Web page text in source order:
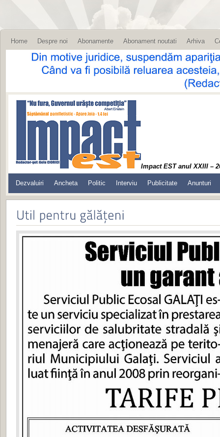
Home Despre noi Abonamente Abonament noutati Arhiva
Impact EST anul XXIII –
Dezvaluiri Ancheta Politic Interviu Publicitate Anunturi